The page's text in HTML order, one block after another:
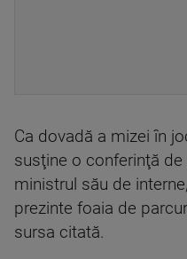
Ca dovadă a mizei în
susţine o conferinţă de
ministrul său de
prezinte foaia de
sursa citată.